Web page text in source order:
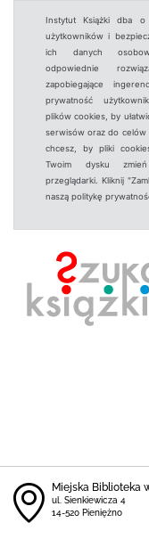
Instytut Książki dba o
użytkowników i
ich danych
odpowiednie
zapobiegające
prywatność
plików cookies, by
serwisów oraz do celów
chcesz, by pliki
Twoim dysku
przeglądarki. Kliknij
naszą politykę
Miejska Biblioteka
ul. Sienkiewicza 4
14-520 Pieniężno